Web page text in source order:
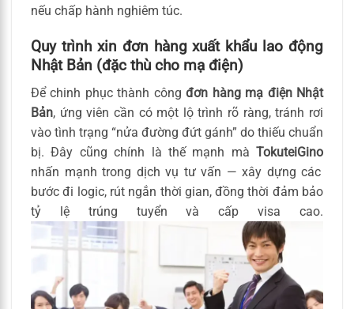
nếu chấp hành nghiêm túc.
Quy trình xin đơn hàng xuất khẩu lao động
Nhật Bản (đặc thù cho mạ điện)
Để chinh phục thành côngđơn hàng mạ điện Nhật
Bản, ứng viên cần có một lộ trình rõ ràng, tránh rơi
vào tình trạng “nửa đường đứt gánh” do thiếu chuẩn
bị. Đây cũng chính là thế mạnh mà TokuteiGino
nhấn mạnh trong dịch vụ tư vấn — xây dựng các
bước đi logic, rút ngắn thời gian, đồng thời đảm bảo
tỷ lệ trúng tuyển và cấp visa cao.